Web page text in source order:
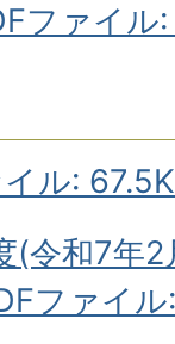
ファイル
ル:
(令和7年
ファイ